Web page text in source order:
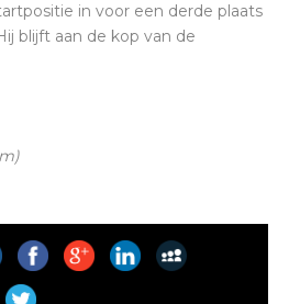
in voor een derde plaats
blijft aan de kop van de